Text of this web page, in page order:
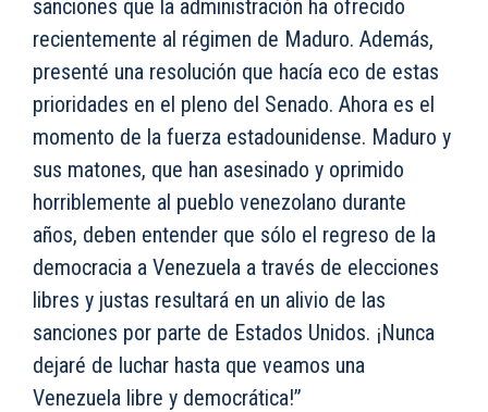
sanciones que la administración ha ofrecido
recientemente al régimen de Maduro. Además,
presenté una resolución que hacía eco de estas
prioridades en el pleno del Senado. Ahora es el
momento de la fuerza estadounidense. Maduro y
sus matones, que han asesinado y oprimido
horriblemente al pueblo venezolano durante
años, deben entender que sólo el regreso de la
democracia a Venezuela a través de elecciones
libres y justas resultará en un alivio de las
sanciones por parte de Estados Unidos. ¡Nunca
dejaré de luchar hasta que veamos una
Venezuela libre y democrática!”